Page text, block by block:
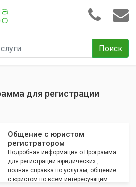
Поиск
для регистрации
Общение с юристом
регистратором
Подробная информация о Программа
для регистрации юридических ,
полная справка по услугам, общение
с юристом по всем интересующим